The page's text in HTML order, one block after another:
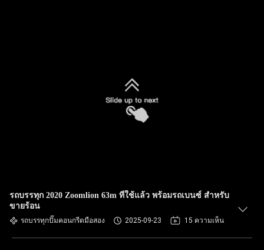
รถบรรทุก 2020 Zoomlion 63m ที่ใช้แล้ว พร้อมรถเบนซ์ สําหรับ
ขายร้อน
รถบรรทุกปั๊มคอนกรีตมือสอง 2025-09-23 15 ความเห็น